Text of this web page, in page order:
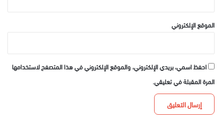
الموقع الإلكتروني
احفظ اسمي، بريدي الإلكتروني، والموقع الإلكتروني في هذا المتصفح لاستخدامها
المرة المقبلة في تعليقي.